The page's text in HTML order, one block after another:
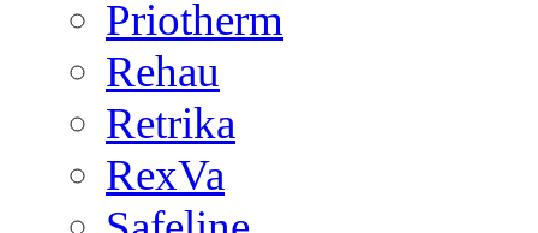
Priotherm
Rehau
Retrika
RexVa